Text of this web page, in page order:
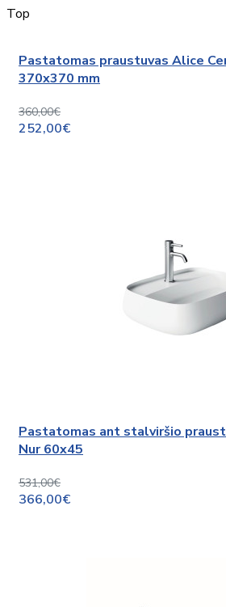
Top
Pastatomas praustuvas Alice
370x370 mm
360,00€
252,00€
Pastatomas ant stalviršio
Nur 60x45
531,00€
366,00€